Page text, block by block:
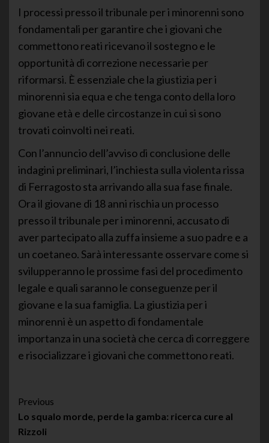
I processi presso il tribunale per i minorenni sono
fondamentali per garantire che i giovani che
commettono reati ricevano il sostegno e le
opportunità di correzione necessarie per
riformarsi. È essenziale che la giustizia per i
minorenni sia equa e che tenga conto della loro
giovane età e delle circostanze in cui si sono
trovati coinvolti nei reati.
Con l’annuncio dell’avviso di conclusione delle
indagini preliminari, l’inchiesta sulla violenta rissa
di Ferragosto sta arrivando alla sua fase finale.
Ora il giovane di 18 anni rischia un processo
presso il tribunale per i minorenni, accusato di
aver partecipato alla zuffa insieme a suo padre e a
un coetaneo. Sarà interessante osservare come si
svilupperanno le prossime fasi del procedimento
legale e quali saranno le conseguenze per il
giovane e la sua famiglia. La giustizia per i
minorenni è un aspetto di fondamentale
importanza in una società che cerca di correggere
e risocializzare i giovani che commettono reati.
Post
Navigation
Previous
Lo squalo morde, perde la gamba: ricerca cure al
Rizzoli